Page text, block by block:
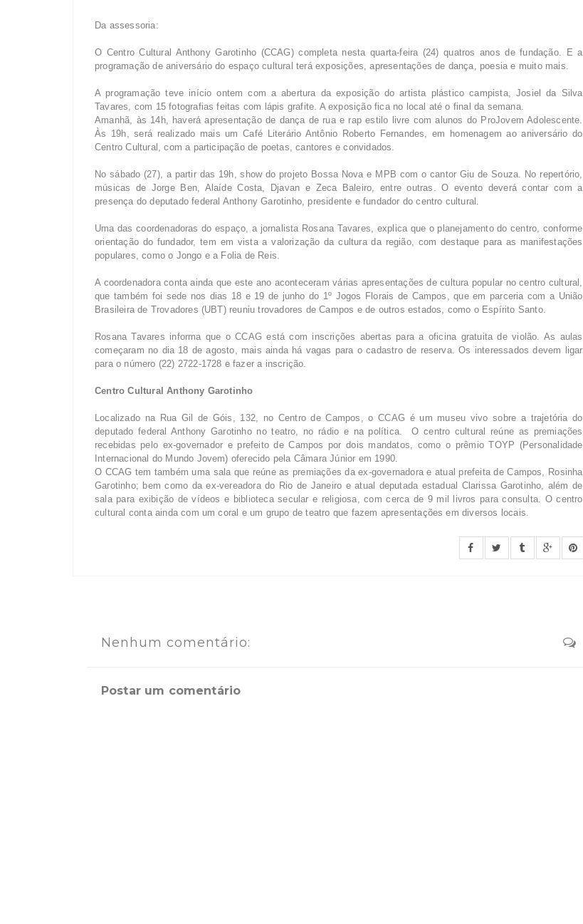
Da assessoria:
O Centro Cultural Anthony Garotinho (CCAG) completa nesta quarta-feira (24) quatros anos de fundação. E a
programação de aniversário do espaço cultural terá exposições, apresentações de dança, poesia e muito mais.
A programação teve início ontem com a abertura da exposição do artista plástico campista, Josiel da Silva
Tavares, com 15 fotografias feitas com lápis grafite. A exposição fica no local até o final da semana.
Amanhã, às 14h, haverá apresentação de dança de rua e rap estilo livre com alunos do ProJovem Adolescente.
Às 19h, será realizado mais um Café Literário Antônio Roberto Fernandes, em homenagem ao aniversário do
Centro Cultural, com a participação de poetas, cantores e convidados.
No sábado (27), a partir das 19h, show do projeto Bossa Nova e MPB com o cantor Giu de Souza. No repertório,
músicas de Jorge Ben, Alaíde Costa, Djavan e Zeca Baleiro, entre outras. O evento deverá contar com a
presença do deputado federal Anthony Garotinho, presidente e fundador do centro cultural.
Uma das coordenadoras do espaço, a jornalista Rosana Tavares, explica que o planejamento do centro, conforme
orientação do fundador, tem em vista a valorização da cultura da região, com destaque para as manifestações
populares, como o Jongo e a Folia de Reis.
A coordenadora conta ainda que este ano aconteceram várias apresentações de cultura popular no centro cultural,
que também foi sede nos dias 18 e 19 de junho do 1º Jogos Florais de Campos, que em parceria com a União
Brasileira de Trovadores (UBT) reuniu trovadores de Campos e de outros estados, como o Espírito Santo.
Rosana Tavares informa que o CCAG está com inscrições abertas para a oficina gratuita de violão. As aulas
começaram no dia 18 de agosto, mais ainda há vagas para o cadastro de reserva. Os interessados devem ligar
para o número (22) 2722-1728 e fazer a inscrição.
Centro Cultural Anthony Garotinho
Localizado na Rua Gil de Góis, 132, no Centro de Campos, o CCAG é um museu vivo sobre a trajetória do
deputado federal Anthony Garotinho no teatro, no rádio e na política. O centro cultural reúne as premiações
recebidas pelo ex-governador e prefeito de Campos por dois mandatos, como o prêmio TOYP (Personalidade
Internacional do Mundo Jovem) oferecido pela Câmara Júnior em 1990.
O CCAG tem também uma sala que reúne as premiações da ex-governadora e atual prefeita de Campos, Rosinha
Garotinho; bem como da ex-vereadora do Rio de Janeiro e atual deputada estadual Clarissa Garotinho, além de
sala para exibição de vídeos e biblioteca secular e religiosa, com cerca de 9 mil livros para consulta. O centro
cultural conta ainda com um coral e um grupo de teatro que fazem apresentações em diversos locais.
Nenhum comentário:
Postar um comentário